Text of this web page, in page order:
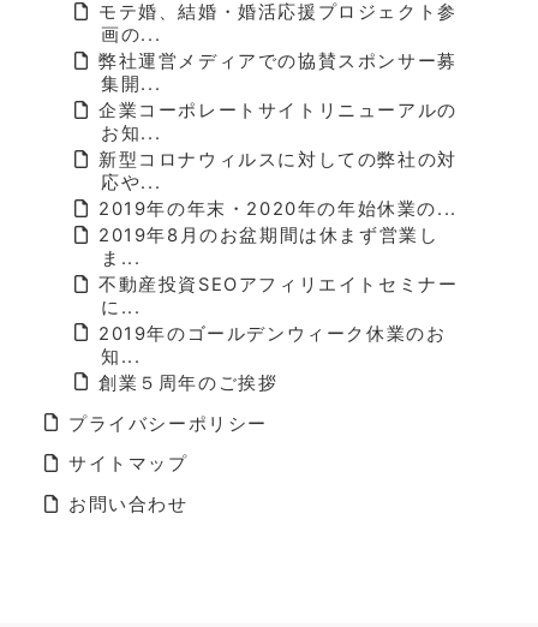
モテ婚、結婚・婚活応援プロジェクト参
画の...
弊社運営メディアでの協賛スポンサー募
集開...
企業コーポレートサイトリニューアルの
お知...
新型コロナウィルスに対しての弊社の対
応や...
2019年の年末・2020年の年始休業の...
2019年8月のお盆期間は休まず営業し
ま...
不動産投資SEOアフィリエイトセミナー
に...
2019年のゴールデンウィーク休業のお
知...
創業５周年のご挨拶
プライバシーポリシー
サイトマップ
お問い合わせ